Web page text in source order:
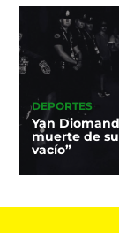
DEPORTES
Yan
muerte de
vacío”